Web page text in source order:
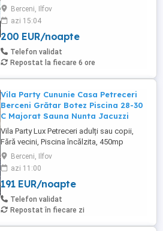
450mp S+P+2E lângă București ( Berceni-
Ilfov) , asfalt, Uber Bolt ,pentru cazare
regim hotelier, petreceri copii, pool party ,
onomastici , nunti , botezuri, team building
, filmări , ședințe foto, clipuri video, ...
Berceni, Ilfov
azi 15:04
200 EUR/noapte
Telefon validat
Repostat la fiecare 6 ore
Vila Party Cununie Casa Petreceri
Berceni Grătar Botez Piscina 28-30
C Majorat Sauna Nunta Jacuzzi
Vila Party Lux Petreceri adulți sau copii,
Fără vecini, Piscina încălzita, 450mp
S+P+2E lângă București ( Berceni- Ilfov) ,
asfalt, Uber Bolt ,pentru cazare regim
hotelier, petreceri copii, pool party 30 ,
onomastici , nunti , botezuri, team building
, filmări , ședințe foto, clipuri video, pool
party, ...
Berceni, Ilfov
azi 11:00
191 EUR/noapte
Telefon validat
Repostat în fiecare zi